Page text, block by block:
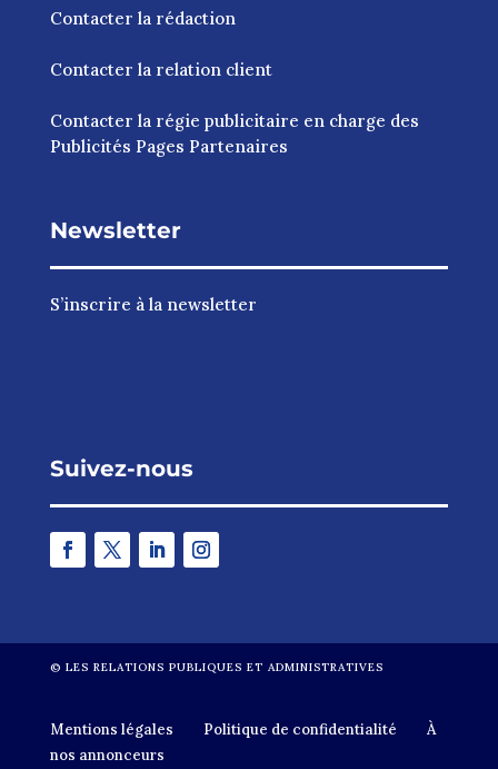
Contacter la rédaction
Contacter la relation client
Contacter la régie publicitaire en charge des
Publicités Pages Partenaires
Newsletter
S’inscrire à la newsletter
Suivez-nous
© LES RELATIONS PUBLIQUES ET ADMINISTRATIVES
Mentions légales Politique de confidentialité
À
nos annonceurs